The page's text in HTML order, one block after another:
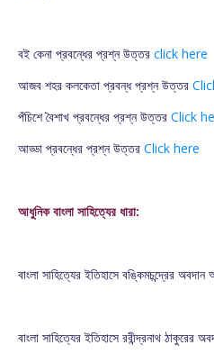
বই কেনা প্রবন্ধের প্রশ্ন উত্তর click here
আজব শহর কলকেতা প্রবন্ধ প্রশ্ন উত্তর
পঁচিশে বৈশাখ প্রবন্ধের প্রশ্ন উত্তর Click
আড্ডা প্রবন্ধের প্রশ্ন উত্তর Click here
আধুনিক বাংলা সাহিত্যের ধারা:
বাংলা সাহিত্যের ইতিহাসে বঙ্কিমচন্দ্রের
বাংলা সাহিত্যের ইতিহাসে রবীন্দ্রনাথ ঠাকুরের